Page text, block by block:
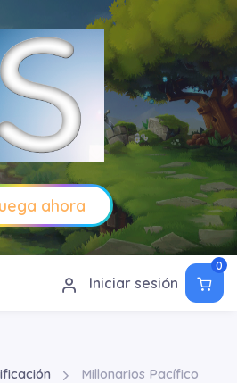
ahora
Iniciar sesión
0
Millonarios Pacífico